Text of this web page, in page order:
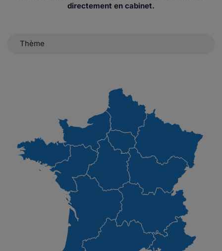
directement en cabinet.
Thème